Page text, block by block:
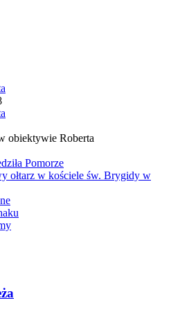
obiektywie Roberta
Pomorze
ołtarz w kościele św. Brygidy w